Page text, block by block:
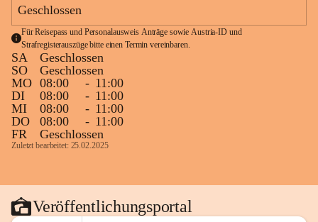
Geschlossen
Für Reisepass und Personalausweis Anträge sowie Austria-ID und
Strafregisterauszüge bitte einen Termin vereinbaren.
SA
Geschlossen
SO
Geschlossen
MO 08:00 - 11:00
DI
08:00 - 11:00
MI
08:00 - 11:00
DO
08:00 - 11:00
FR
Geschlossen
Zuletzt bearbeitet: 25.02.2025
Veröffentlichungsportal